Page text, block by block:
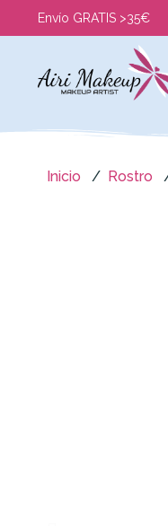
Envío GRATIS >35€
Inicio Rostro